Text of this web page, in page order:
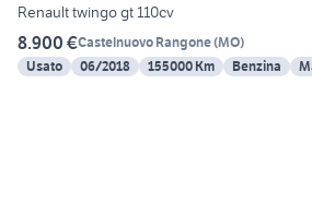
Renault twingo gt 110cv
8.900 €Castelnuovo Rangone(MO)
Usato
06/2018 155000 Km Benzina